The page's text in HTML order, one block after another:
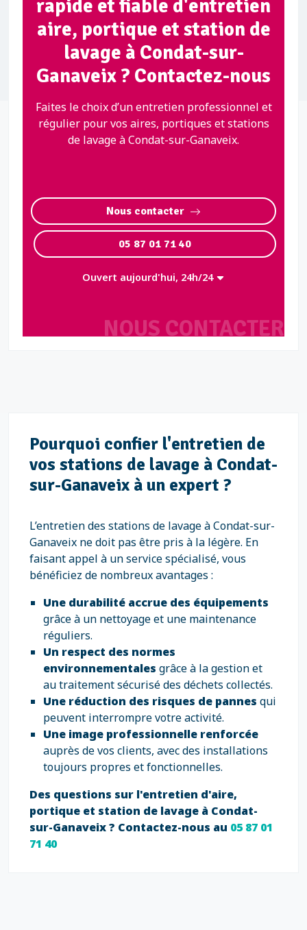
NOUS CONTACTER
rapide et fiable d'entretien
aire, portique et station de
lavage à Condat-sur-
Ganaveix ? Contactez-nous
Faites le choix d’un entretien professionnel et
régulier pour vos aires, portiques et stations
de lavage à Condat-sur-Ganaveix.
Nous contacter
05 87 01 71 40
Ouvert aujourd'hui, 24h/24
Pourquoi confier l'entretien de
vos stations de lavage à Condat-
sur-Ganaveix à un expert ?
L’entretien des stations de lavage à Condat-sur-
Ganaveix ne doit pas être pris à la légère. En
faisant appel à un service spécialisé, vous
bénéficiez de nombreux avantages :
Une durabilité accrue des équipements
grâce à un nettoyage et une maintenance
réguliers.
Un respect des normes
environnementales grâce à la gestion et
au traitement sécurisé des déchets collectés.
Une réduction des risques de pannes qui
peuvent interrompre votre activité.
Une image professionnelle renforcée
auprès de vos clients, avec des installations
toujours propres et fonctionnelles.
Des questions sur l'entretien d'aire,
portique et station de lavage à Condat-
sur-Ganaveix ? Contactez-nous au 05 87 01
71 40